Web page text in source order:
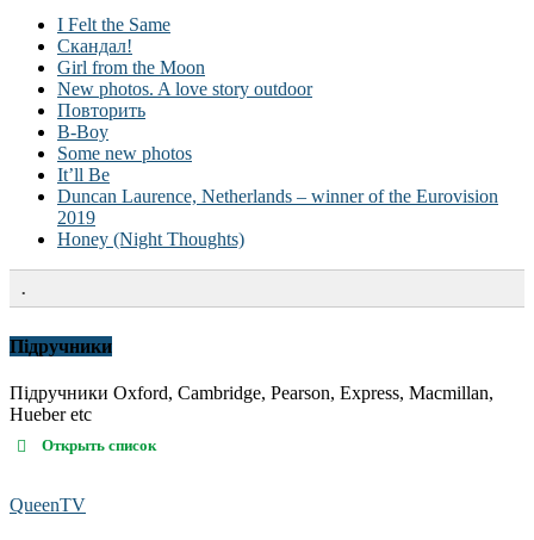
I Felt the Same
Скандал!
Girl from the Moon
New photos. A love story outdoor
Повторить
B-Boy
Some new photos
It’ll Be
Duncan Laurence, Netherlands – winner of the Eurovision
2019
Honey (Night Thoughts)
.
Підручники
Підручники Oxford, Cambridge, Pearson, Express, Macmillan,
Hueber etc
Открыть список
QueenTV